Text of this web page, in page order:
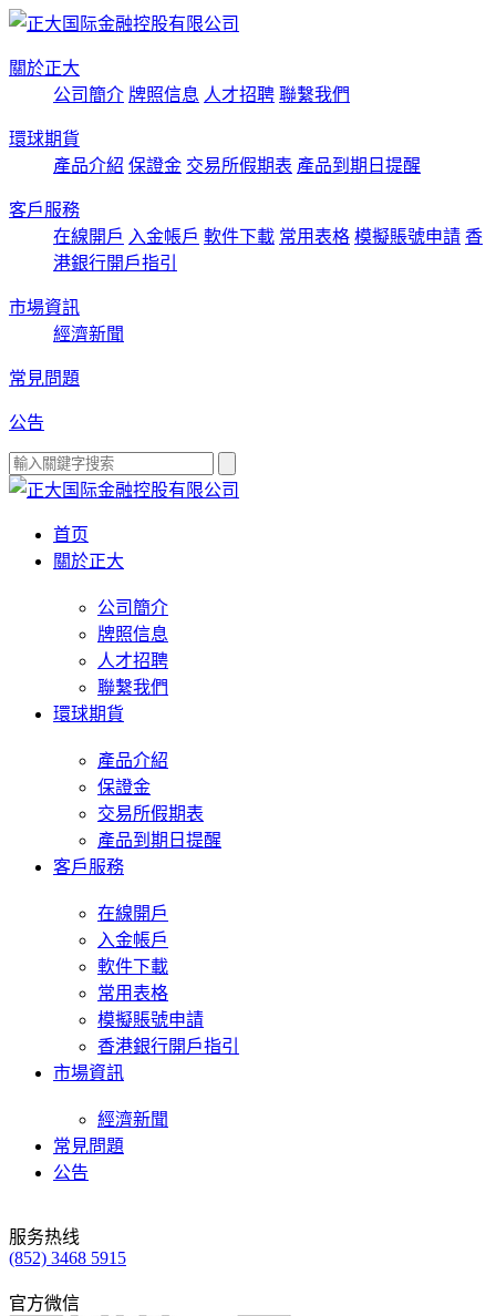
關於正大
公司簡介 牌照信息 人才招聘 聯繫我們
環球期貨
產品介紹 保證金 交易所假期表 產品到期日提醒
客戶服務
在線開戶 入金帳戶 軟件下載 常用表格 模擬賬號申請 香
港銀行開戶指引
市場資訊
經濟新聞
常見問題
公告
首页
關於正大
公司簡介
牌照信息
人才招聘
聯繫我們
環球期貨
產品介紹
保證金
交易所假期表
產品到期日提醒
客戶服務
在線開戶
入金帳戶
軟件下載
常用表格
模擬賬號申請
香港銀行開戶指引
市場資訊
經濟新聞
常見問題
公告
服务热线
(852) 3468 5915
官方微信